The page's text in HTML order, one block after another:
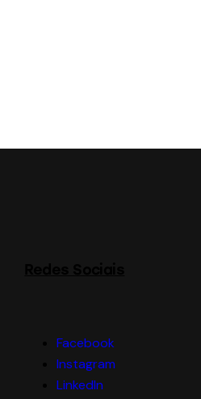
Facebook
Instagram
LinkedIn